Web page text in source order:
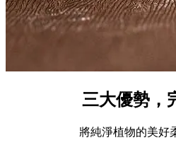
三大優勢，
將純淨植物的美好